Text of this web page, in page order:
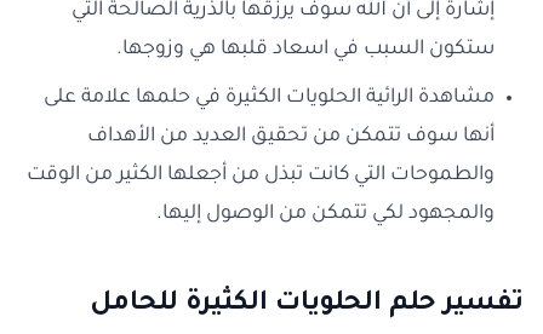
إشارة إلى أن الله سوف يرزقها بالذرية الصالحة التي
ستكون السبب في اسعاد قلبها هي وزوجها.
مشاهدة الرائية الحلويات الكثيرة في حلمها علامة على
أنها سوف تتمكن من تحقيق العديد من الأهداف
والطموحات التي كانت تبذل من أجعلها الكثير من الوقت
والمجهود لكي تتمكن من الوصول إليها.
تفسير حلم الحلويات الكثيرة للحامل